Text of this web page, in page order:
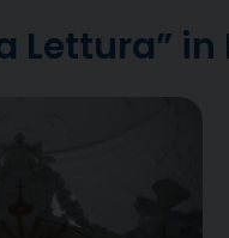
Lettura”